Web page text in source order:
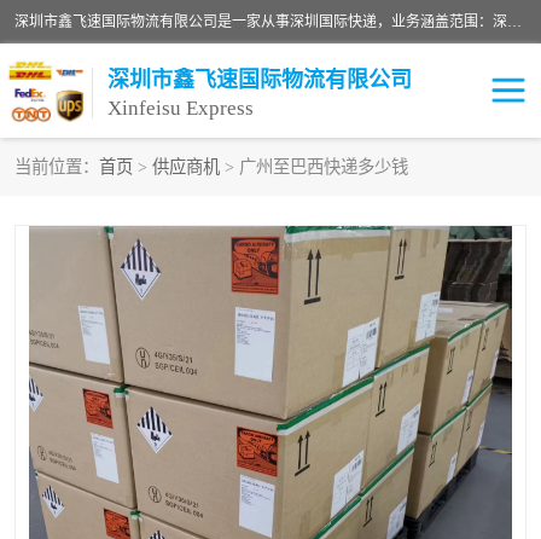
深圳市鑫飞速国际物流有限公司是一家从事深圳国际快递，业务涵盖范围：深圳DHL国际快递、深圳国际快递公司、深圳国际物流公司、深圳国际快递、深圳DHL国际快递电话可拨打全国服务热线：15019287411。欢迎各位亲来人来电到我司洽谈合作。
深圳市鑫飞速国际物流有限公司
Xinfeisu Express
当前位置： 首页 > 供应商机 > 广州至巴西快递多少钱
俄罗斯快递 巴西快递
深圳DHL国际快递 伊朗快递
UPS国际快递 深圳国际快递公司
深圳国际物流公司 深圳国际快递电话
DHL国际快递电话 深圳国际快递